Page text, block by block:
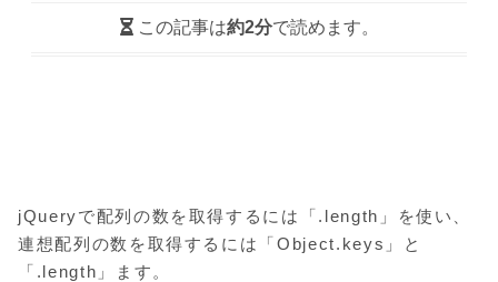
この記事は約2分で読めます。
jQueryで配列の数を取得するには「.length」を使い、
連想配列の数を取得するには「Object.keys」と
「.length」ます。